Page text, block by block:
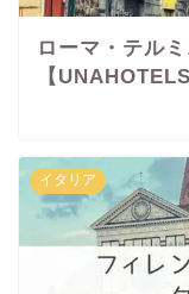
ローマ・テル
【
イタリア